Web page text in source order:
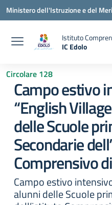
Vai ai contenuti
Vai al menu di navigazione
Vai al footer
Ministero dell'Istruzione e del
Istituto
IC Edolo
Circolare 128
Campo estivo
“English
delle Scuole
Secondarie
Comprensivo
Campo estivo
alunni delle Scuole